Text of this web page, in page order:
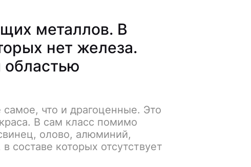
металлов. В
нет железа.
областью
что и драгоценные. Это
В сам класс помимо
олово, алюминий,
которых отсутствует